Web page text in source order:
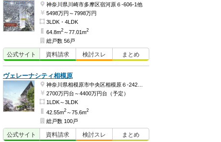
神奈川県川崎市多摩区宿河原６-606-1他
5498万円～7998万円
3LDK・4LDK
64.8m2 ～77.01m2
総戸数 56戸
公式サイト 資料請求 検討スレ まとめ
ヴェレーナシティ相模原
2700万円台～4400万円台（予定）
1LDK～3LDK
42.55m2 ～75.6m2
総戸数 100戸
公式サイト 資料請求 検討スレ まとめ